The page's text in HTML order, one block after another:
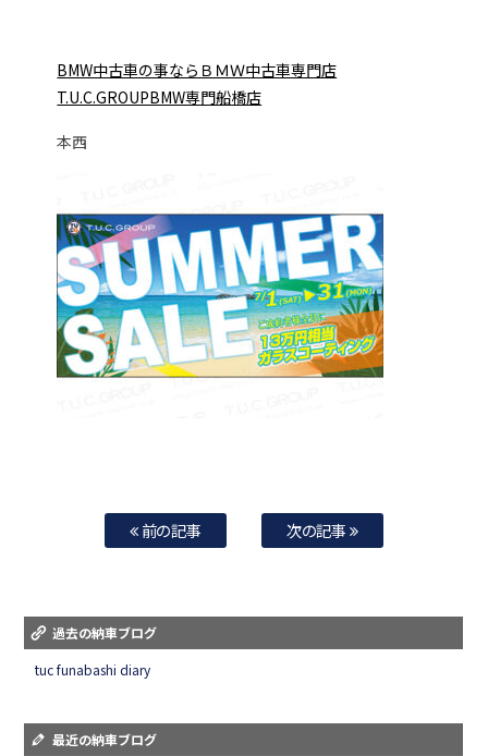
BMW中古車の事ならＢＭＷ中古車専門店
T.U.C.GROUPBMW専門船橋店
本西
前の記事 次の記事
過去の納車ブログ
tuc funabashi diary
最近の納車ブログ